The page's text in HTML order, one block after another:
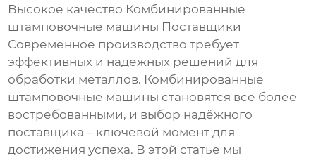
Высокое качество Комбинированные
штамповочные машины Поставщики
Современное производство требует
эффективных и надежных решений для
обработки металлов. Комбинированные
штамповочные машины становятся всё более
востребованными, и выбор надёжного
поставщика – ключевой момент для
достижения успеха. В этой статье мы